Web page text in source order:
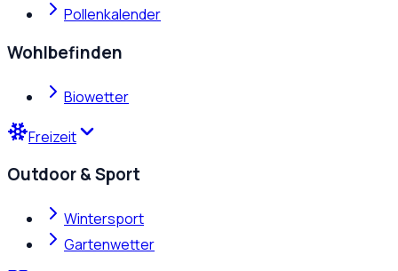
Pollenkalender
Wohlbefinden
Biowetter
Freizeit
Outdoor & Sport
Wintersport
Gartenwetter